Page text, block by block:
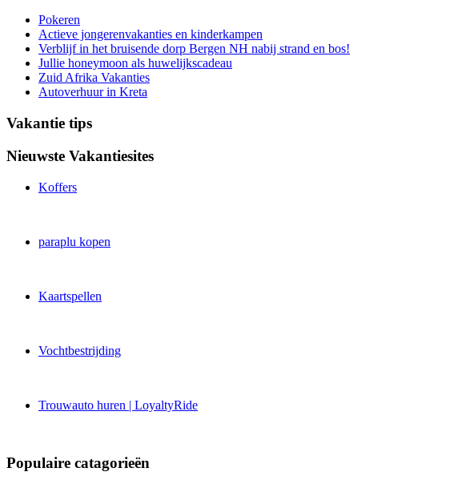
Pokeren
Actieve jongerenvakanties en kinderkampen
Verblijf in het bruisende dorp Bergen NH nabij strand en bos!
Jullie honeymoon als huwelijkscadeau
Zuid Afrika Vakanties
Autoverhuur in Kreta
Vakantie tips
Nieuwste Vakantiesites
Koffers
paraplu kopen
Kaartspellen
Vochtbestrijding
Trouwauto huren | LoyaltyRide
Populaire catagorieën